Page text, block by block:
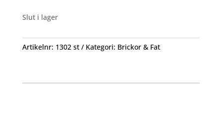
Slut i lager
Artikelnr: 1302 st Kategori: Brickor & Fat